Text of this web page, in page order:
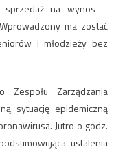
sprzedaż na wynos –
ma zostać
i młodzieży bez
Zespołu Zarządzania
sytuację epidemiczną
Jutro o godz.
ustalenia